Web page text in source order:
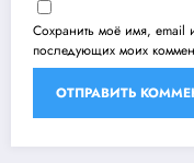
Сохранить моё имя, email
последующих моих